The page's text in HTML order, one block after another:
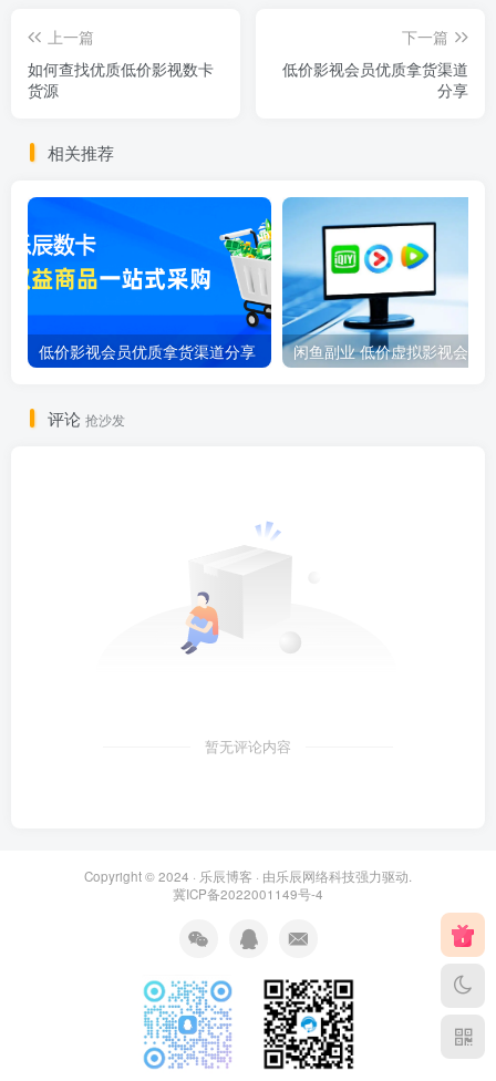
上一篇
如何查找优质低价影视数卡
货源
下一篇
低价影视会员优质拿货渠道
分享
相关推荐
低价影视会员优质拿货渠道分享
评论 抢沙发
暂无评论内容
Copyright © 2024 · 乐辰博客 · 由乐辰网络科技强力驱动.
冀ICP备2022001149号-4